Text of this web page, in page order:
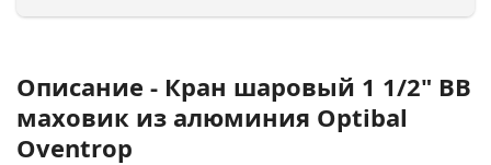
Описание - Кран шаровый 1 1/2" ВВ
маховик из алюминия Optibal
Oventrop